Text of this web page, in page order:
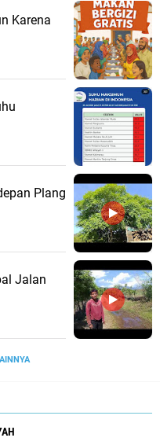
Karena
Plang
Jalan